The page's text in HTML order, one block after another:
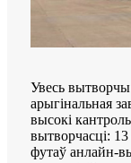
Увесь
арыгінальная
высокі
вытворчасці:
футаў анлайн-